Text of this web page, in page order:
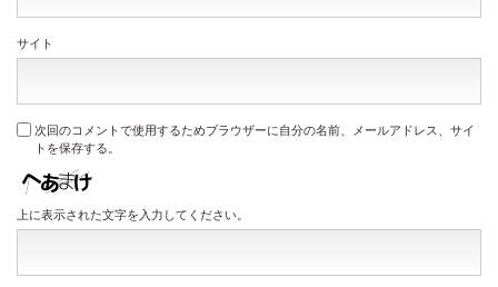
サイト
次回のコメントで使用するためブラウザーに自分の名前、メールアドレス、サイ
トを保存する。
上に表示された文字を入力してください。